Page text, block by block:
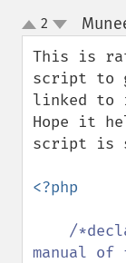
up
down
2
This is
script to
linked to
Hope it
script is
<?php
/
manual of